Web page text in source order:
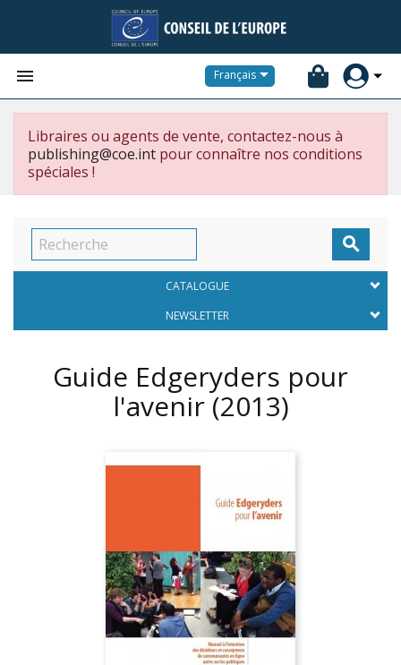
 Français
Libraires ou agents de vente, contactez-nous à
publishing@coe.int pour connaître nos conditions
spéciales !

CATALOGUE
NEWSLETTER
Guide Edgeryders pour
l'avenir (2013)